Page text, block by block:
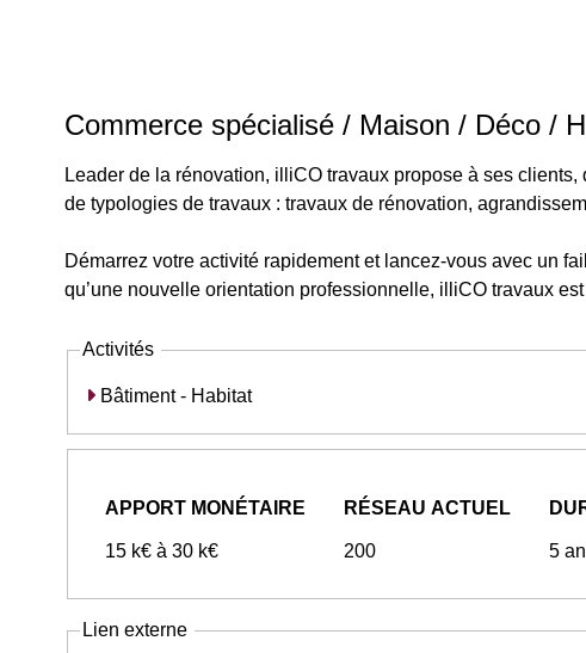
Commerce spécialisé / Maison / Déco /
Leader de la rénovation, illiCO travaux propose à ses
de typologies de travaux : travaux de rénovation,
Démarrez votre activité rapidement et lancez-vous avec un
qu’une nouvelle orientation professionnelle, illiCO travaux
Activités
Bâtiment - Habitat
APPORT MONÉTAIRE
15 k€ à 30 k€
RÉSEAU ACTUEL
200 5
Lien externe